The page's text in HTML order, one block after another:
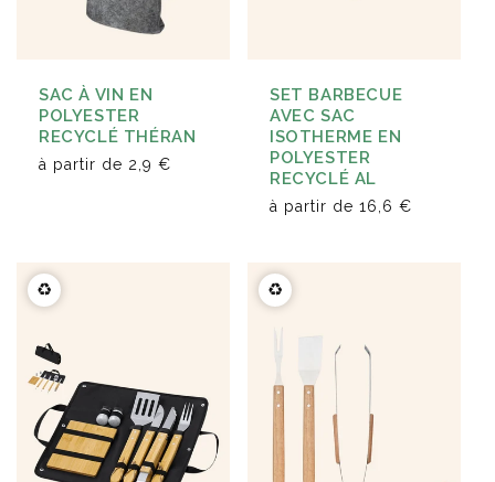
SAC À VIN EN
POLYESTER
RECYCLÉ THÉRAN
à partir de 2,9 €
SET BARBECUE
AVEC SAC
ISOTHERME EN
POLYESTER
RECYCLÉ AL
à partir de 16,6 €
♻️ ♻️